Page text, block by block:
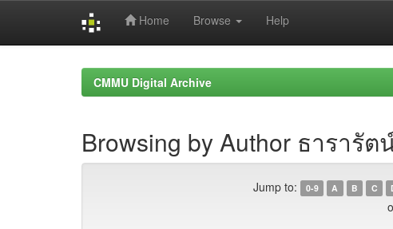
Home Browse Help
CMMU Digital Archive
Browsing by Author ธารารัต
Jump to: 0-9 A B C